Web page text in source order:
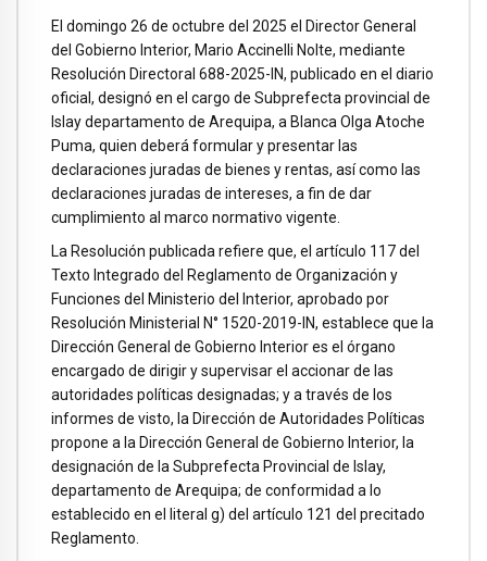
El domingo 26 de octubre del 2025 el Director General
del Gobierno Interior, Mario Accinelli Nolte, mediante
Resolución Directoral 688-2025-IN, publicado en el diario
oficial, designó en el cargo de Subprefecta provincial de
Islay departamento de Arequipa, a Blanca Olga Atoche
Puma, quien deberá formular y presentar las
declaraciones juradas de bienes y rentas, así como las
declaraciones juradas de intereses, a fin de dar
cumplimiento al marco normativo vigente.
La Resolución publicada refiere que, el artículo 117 del
Texto Integrado del Reglamento de Organización y
Funciones del Ministerio del Interior, aprobado por
Resolución Ministerial N° 1520-2019-IN, establece que la
Dirección General de Gobierno Interior es el órgano
encargado de dirigir y supervisar el accionar de las
autoridades políticas designadas; y a través de los
informes de visto, la Dirección de Autoridades Políticas
propone a la Dirección General de Gobierno Interior, la
designación de la Subprefecta Provincial de Islay,
departamento de Arequipa; de conformidad a lo
establecido en el literal g) del artículo 121 del precitado
Reglamento.